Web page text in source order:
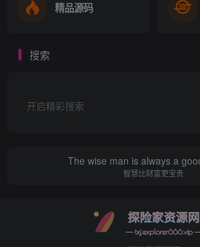
精品源码
搜索
开启精彩搜索
The wise man is always a
智慧比财富更宝贵